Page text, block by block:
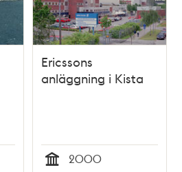
Ericssons
anläggning i Kista
2000